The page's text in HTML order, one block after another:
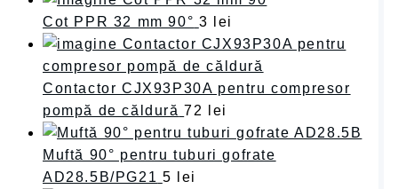
Cot PPR 32 mm 90° 3 lei
Contactor CJX93P30A pentru compresor
pompă de căldură 72 lei
Muftă 90° pentru tuburi gofrate
AD28.5B/PG21 5 lei